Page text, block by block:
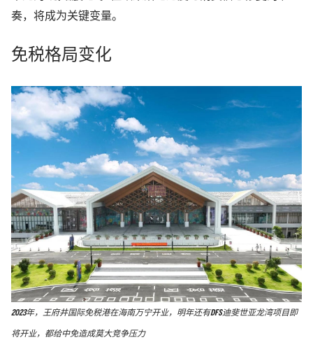
奏，将成为关键变量。
免税格局变化
2023年，王府井国际免税港在海南万宁开业，明年还有DFS迪斐世亚龙湾项目即
将开业，都给中免造成莫大竞争压力